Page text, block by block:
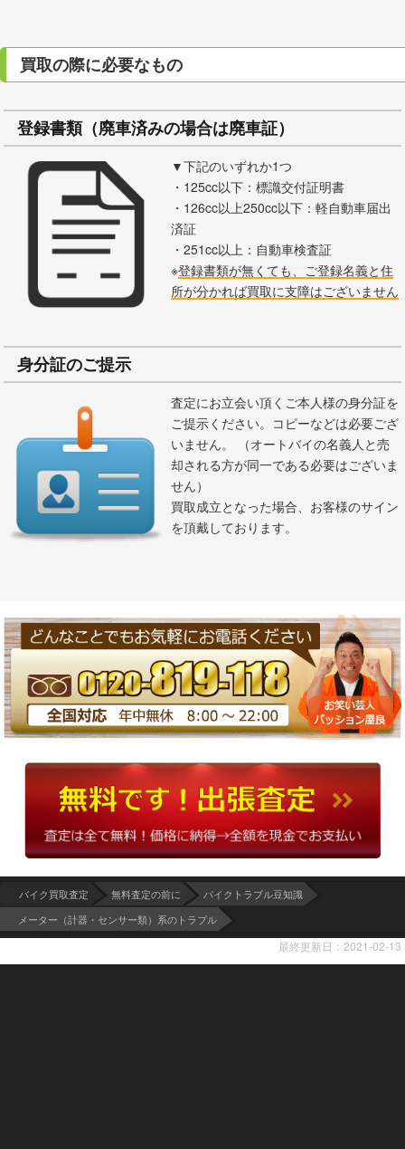
買取の際に必要なもの
登録書類（廃車済みの場合は廃車証）
▼下記のいずれか1つ
・125cc以下：標識交付証明書
・126cc以上250cc以下：軽自動車届出
済証
・251cc以上：自動車検査証
※登録書類が無くても、ご登録名義と住
所が分かれば買取に支障はございません
身分証のご提示
査定にお立会い頂くご本人様の身分証を
ご提示ください。コピーなどは必要ござ
いません。 （オートバイの名義人と売
却される方が同一である必要はございま
せん）
買取成立となった場合、お客様のサイン
を頂戴しております。
バイク買取査定 無料査定の前に バイクトラブル豆知識
メーター（計器・センサー類）系のトラブル
最終更新日：2021-02-13